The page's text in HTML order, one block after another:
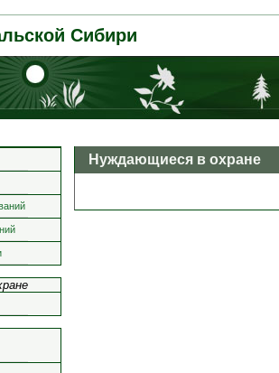
Сибири
Нуждающиеся в охране